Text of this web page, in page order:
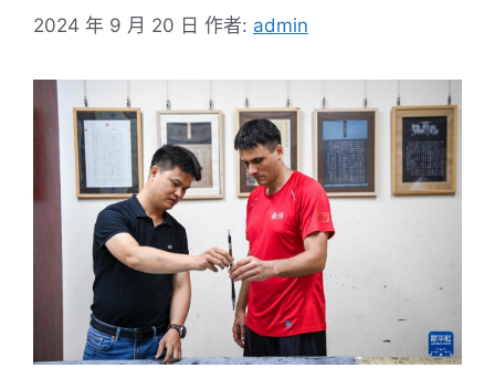
2024 年 9 月 20 日 作者: admin